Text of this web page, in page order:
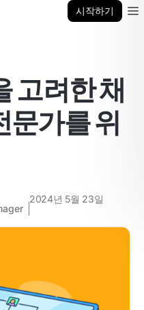
시작하기
고려한 채
문가를 위
2024년 5월 23일